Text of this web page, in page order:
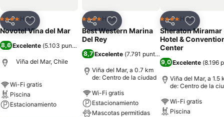
En la región de Valparaiso, ubicada a 9 km, no puedes dejar de
conocer la icónica casa de Pablo Neruda.
CompartirAgregar a favoritos
4 EstrellasHotel
Novotel Vina del Mar
8,6 Excelente (5.103 puntuaciones
Viña del Mar, Chile
Wi-Fi gratis
Piscina
Estacionamiento
CompartirAgregar a favoritos
4 EstrellasHotel
Best Western Marina
Del Rey
8,7 Excelente (7.791 puntuaciones
Viña del Mar, a 0.7 km
de: Centro de la ciudad
Wi-Fi gratis
Estacionamiento
Mascotas permitidas
CompartirAgregar
4 EstrellasHotel
Sheraton Miramar
Hotel &
Center
9,0 Excelente (8.196
Viña del Mar, a 1.5
de: Centro de la
Wi-Fi gratis
Piscina